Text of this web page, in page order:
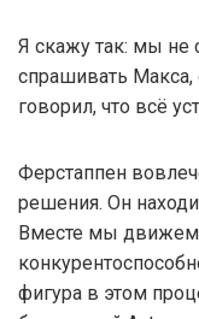
Я скажу так: мы
спрашивать Макса,
говорил, что всё
Ферстаппен
решения. Он
Вместе мы
фигура в этом